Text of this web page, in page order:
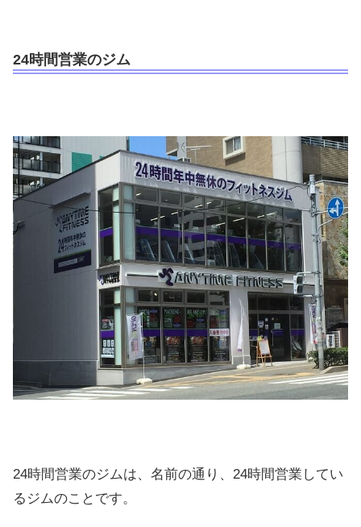
24時間営業のジム
24時間営業のジムは、名前の通り、24時間営業してい
るジムのことです。